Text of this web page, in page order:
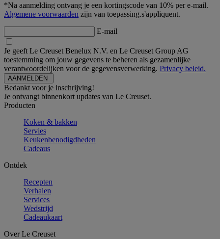
*Na aanmelding ontvang je een kortingscode van 10% per e-mail.
Algemene voorwaarden zijn van toepassing.s'appliquent.
E-mail
Je geeft Le Creuset Benelux N.V. en Le Creuset Group AG
toestemming om jouw gegevens te beheren als gezamenlijke
verantwoordelijken voor de gegevensverwerking. Privacy beleid.
Bedankt voor je inschrijving!
Je ontvangt binnenkort updates van Le Creuset.
Producten
Koken & bakken
Servies
Keukenbenodigdheden
Cadeaus
Ontdek
Recepten
Verhalen
Services
Wedstrijd
Cadeaukaart
Over Le Creuset